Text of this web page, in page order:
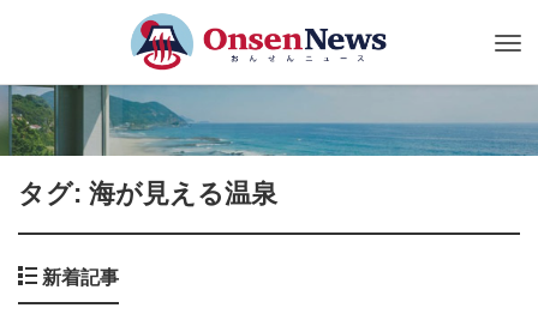
タグ: 海が見える温泉
新着記事